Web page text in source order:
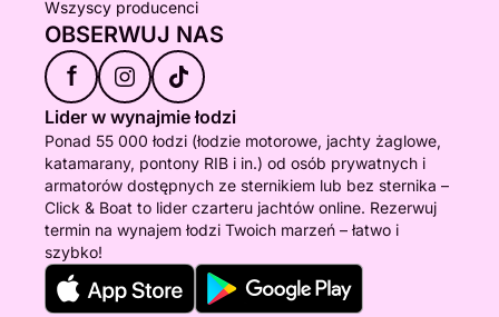
Wszyscy producenci
OBSERWUJ NAS
f
Lider w wynajmie łodzi
Ponad 55 000 łodzi (łodzie motorowe, jachty żaglowe,
katamarany, pontony RIB i in.) od osób prywatnych i
armatorów dostępnych ze sternikiem lub bez sternika –
Click & Boat to lider czarteru jachtów online. Rezerwuj
termin na wynajem łodzi Twoich marzeń – łatwo i
szybko!